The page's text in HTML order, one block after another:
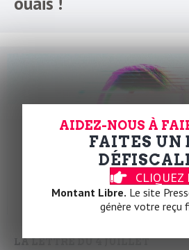
LA LETTRE DU 4 JUILLET
AIDEZ-NOUS À
FAITES UN
CLIQUEZ
Montant Libre. Le site
génère votre reçu